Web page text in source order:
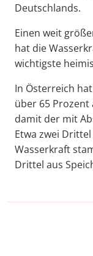
Deutschlands.
Einen weit
hat die
wichtigste
In Österreich
über 65
damit der mit
Etwa zwei
Wasserkraft
Drittel aus